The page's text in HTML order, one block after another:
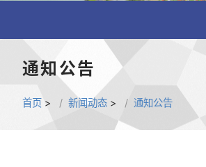
通知公告
首页 > 新闻动态 > 通知公告